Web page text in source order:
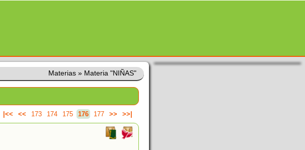
Materias » Materia "NIÑAS"
|<< << 173 174 175 176 177 >> >>|